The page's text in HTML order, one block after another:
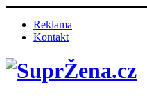
Reklama
Kontakt